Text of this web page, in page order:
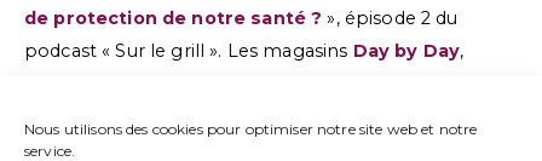
Nous utilisons des cookies pour optimiser notre site web et notre
service.
de protection de notre santé ? », épisode 2 du
podcast « Sur le grill ». Les magasins Day by Day,
plein d’aliments secs – sucrés ou salés, mais aussi de